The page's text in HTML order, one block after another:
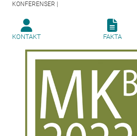
KONFERENSER |
KONTAKT FAKTA